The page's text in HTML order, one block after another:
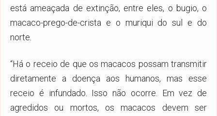
está ameaçada de extinção, entre eles, o bugio, o
macaco-prego-de-crista e o muriqui do sul e do
norte.
“Há o receio de que os macacos possam transmitir
diretamente a doença aos humanos, mas esse
receio é infundado. Isso não ocorre. Em vez de
agredidos ou mortos, os macacos devem ser